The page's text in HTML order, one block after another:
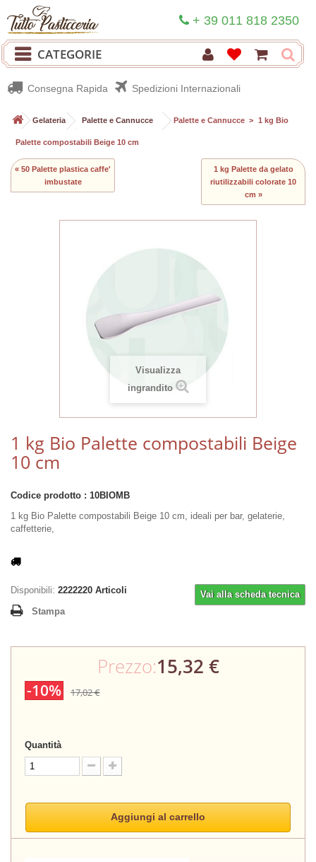
+ 39 011 818 2350
CATEGORIE
Consegna Rapida Spedizioni Internazionali
> Gelateria >Palette e Cannucce > Palette e Cannucce > 1 kg Bio
Palette compostabili Beige 10 cm
« 50 Palette plastica caffe'
imbustate
1 kg Palette da gelato
riutilizzabili colorate 10
cm »
Visualizza
ingrandito
1 kg Bio Palette compostabili Beige
10 cm
Codice prodotto : 10BIOMB
1 kg Bio Palette compostabili Beige 10 cm, ideali per bar, gelaterie,
caffetterie,
Vai alla scheda tecnica
Disponibili: 2222220 Articoli
Stampa
Prezzo:15,32 €
-10% 17,02 €
Quantità
Aggiungi al carrello